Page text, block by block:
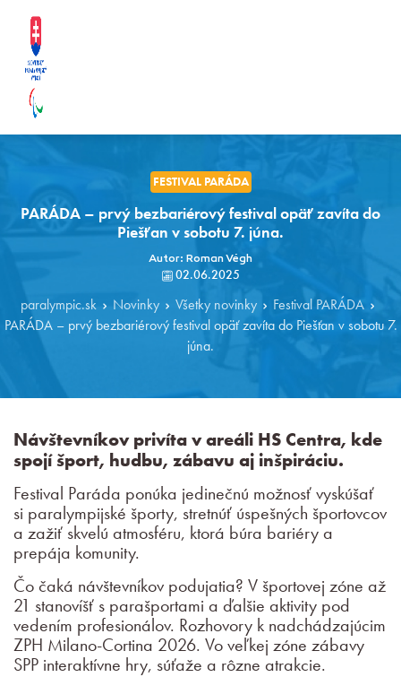
FESTIVAL PARÁDA
PARÁDA – prvý bezbariérový festival opäť zavíta do
Piešťan v sobotu 7. júna.
Autor: Roman Végh
02.06.2025
paralympic.sk Novinky Všetky novinky
Festival PARÁDA
PARÁDA – prvý bezbariérový festival opäť zavíta do Piešťan v sobotu 7.
júna.
Návštevníkov privíta v areáli HS Centra, kde
spojí šport, hudbu, zábavu aj inšpiráciu.
Festival Paráda ponúka jedinečnú možnosť vyskúšať
si paralympijské športy, stretnúť úspešných športovcov
a zažiť skvelú atmosféru, ktorá búra bariéry a
prepája komunity.
Čo čaká návštevníkov podujatia? V športovej zóne až
21 stanovíšť s parašportami a ďalšie aktivity pod
vedením profesionálov. Rozhovory k nadchádzajúcim
ZPH Milano-Cortina 2026. Vo veľkej zóne zábavy
SPP interaktívne hry, súťaže a rôzne atrakcie.